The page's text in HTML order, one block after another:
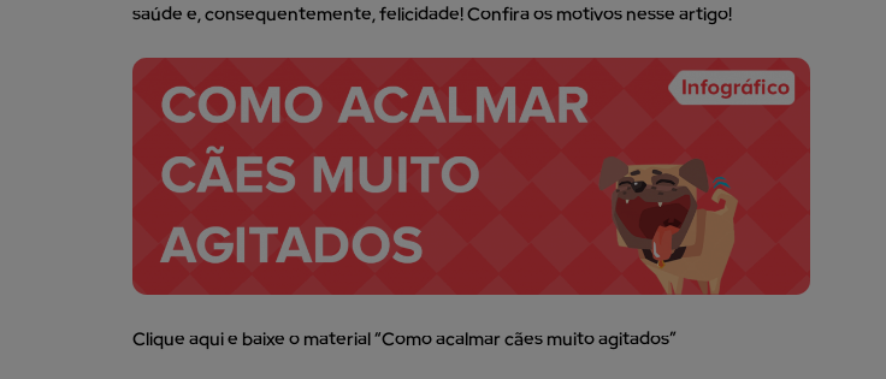
saúde e, consequentemente, felicidade! Confira os motivos nesse artigo!
Clique aqui e baixe o material “Como acalmar cães muito agitados”